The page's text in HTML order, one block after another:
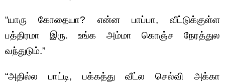
“யாரு கோதையா? என்ன பாப்பா, வீட்டுக்குள்ள
பத்திரமா இரு. உங்க அம்மா கொஞ்ச நேரத்துல
வந்துடும்.”
“அதில்ல பாட்டி, பக்கத்து வீட்ல செல்வி அக்கா